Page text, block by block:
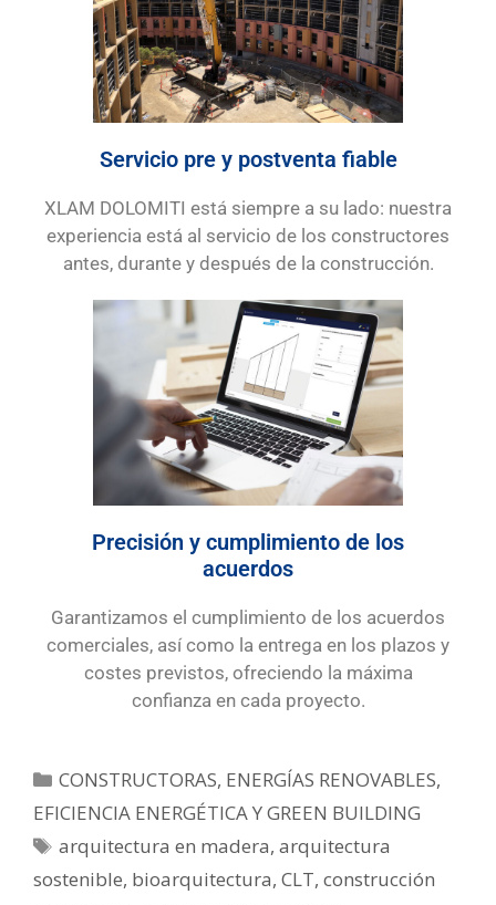
Servicio pre y postventa fiable
XLAM DOLOMITI está siempre a su lado: nuestra
experiencia está al servicio de los constructores
antes, durante y después de la construcción.
Precisión y cumplimiento de los
acuerdos
Garantizamos el cumplimiento de los acuerdos
comerciales, así como la entrega en los plazos y
costes previstos, ofreciendo la máxima
confianza en cada proyecto.
CONSTRUCTORAS, ENERGÍAS RENOVABLES,
EFICIENCIA ENERGÉTICA Y GREEN BUILDING
arquitectura en madera,arquitectura
sostenible, bioarquitectura, CLT, construcción